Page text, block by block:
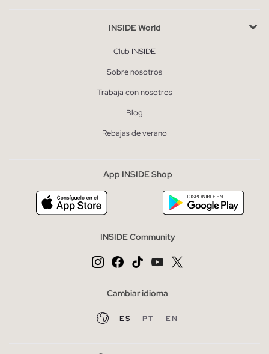
INSIDE World
Club INSIDE
Sobre nosotros
Trabaja con nosotros
Blog
Rebajas de verano
App INSIDE Shop
INSIDE Community
Cambiar idioma
ES PT EN